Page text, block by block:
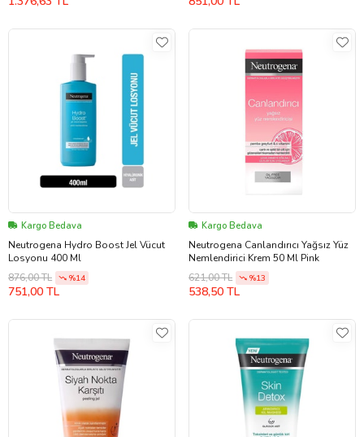
Kargo Bedava
Neutrogena Hydro Boost Jel Vücut
Losyonu 400 Ml
876,00 TL
%14
751,00 TL
Kargo Bedava
Neutrogena Canlandırıcı Yağsız Yüz
Nemlendirici Krem 50 Ml Pink
621,00 TL
%13
538,50 TL